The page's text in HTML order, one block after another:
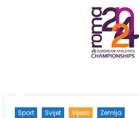
Sport Svijet Vijesti Zemlja